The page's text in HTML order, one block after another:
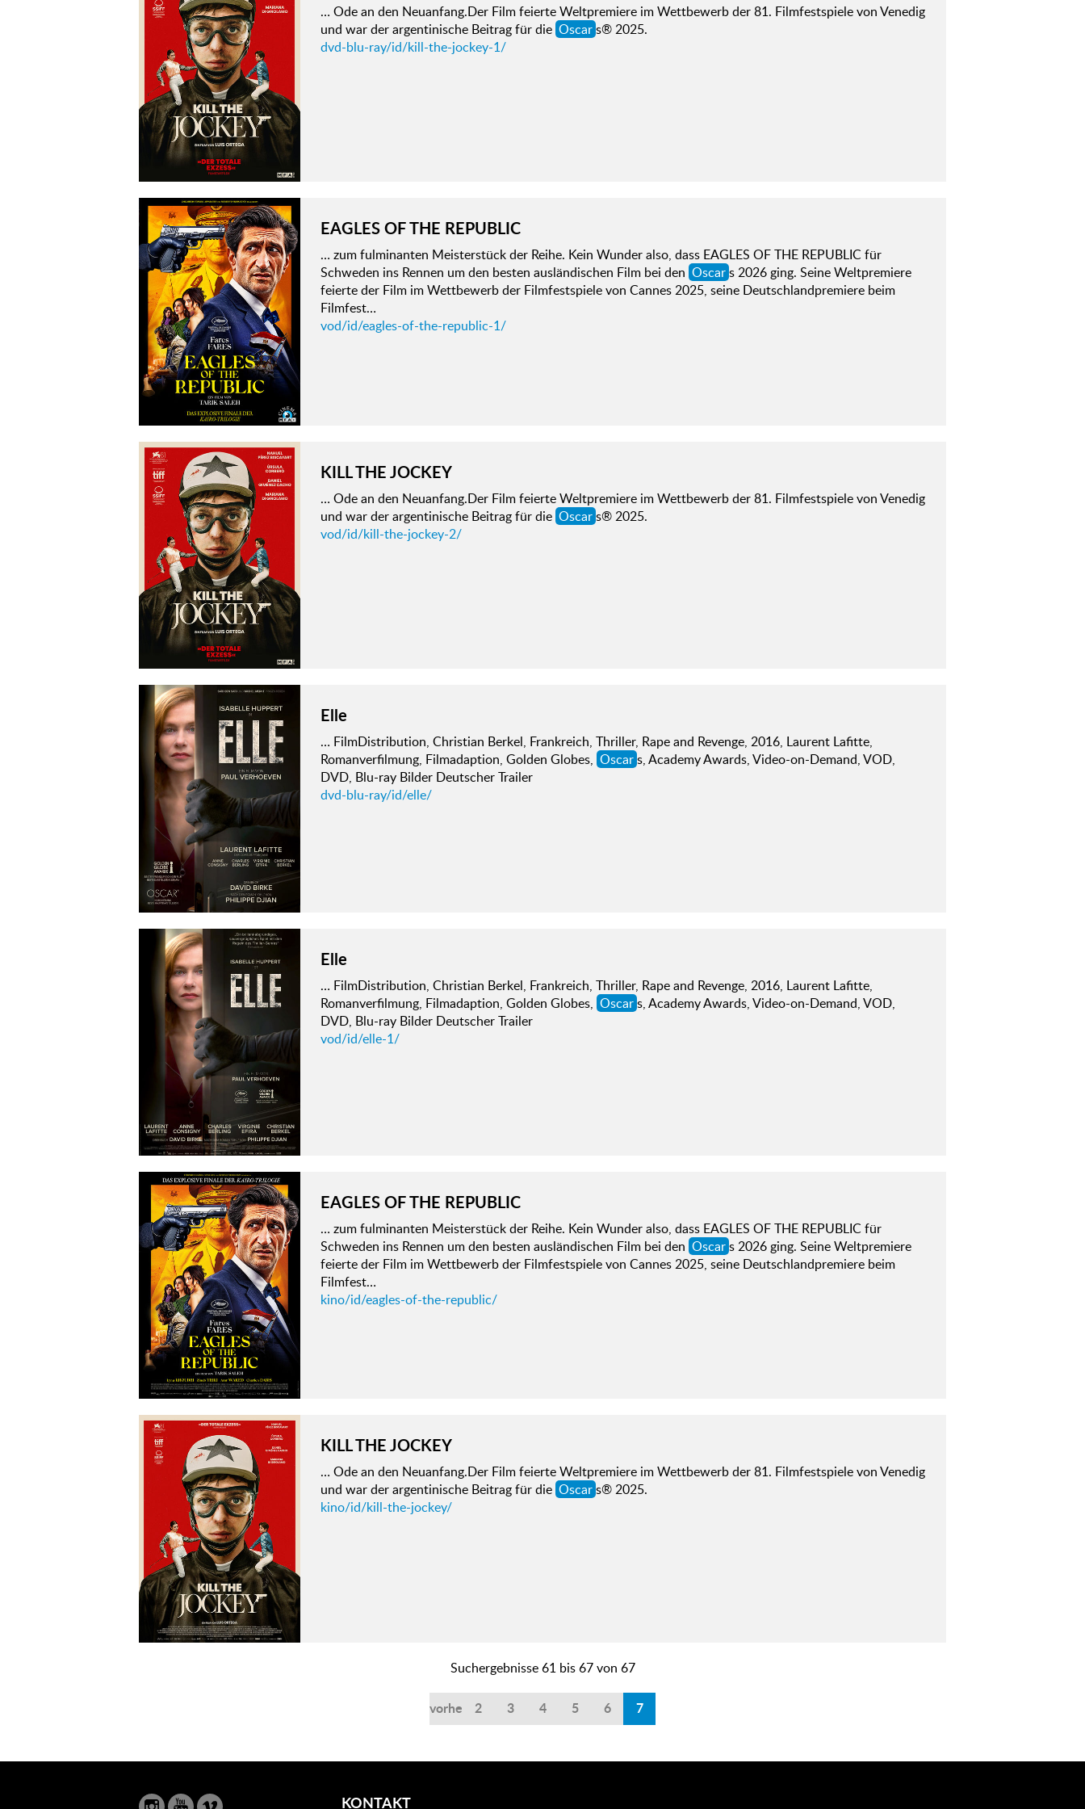
… Ode an den Neuanfang.Der Film feierte Weltpremiere im Wettbewerb der 81. Filmfestspiele von Venedig
und war der argentinische Beitrag für die Oscars® 2025.
dvd-blu-ray/id/kill-the-jockey-1/
EAGLES OF THE REPUBLIC
… zum fulminanten Meisterstück der Reihe. Kein Wunder also, dass EAGLES OF THE REPUBLIC für
Schweden ins Rennen um den besten ausländischen Film bei den Oscars 2026 ging. Seine Weltpremiere
feierte der Film im Wettbewerb der Filmfestspiele von Cannes 2025, seine Deutschlandpremiere beim
Filmfest…
vod/id/eagles-of-the-republic-1/
KILL THE JOCKEY
… Ode an den Neuanfang.Der Film feierte Weltpremiere im Wettbewerb der 81. Filmfestspiele von Venedig
und war der argentinische Beitrag für die Oscars® 2025.
vod/id/kill-the-jockey-2/
Elle
… FilmDistribution, Christian Berkel, Frankreich, Thriller, Rape and Revenge, 2016, Laurent Lafitte,
Romanverfilmung, Filmadaption, Golden Globes, Oscars, Academy Awards, Video-on-Demand, VOD,
DVD, Blu-ray Bilder Deutscher Trailer
dvd-blu-ray/id/elle/
Elle
… FilmDistribution, Christian Berkel, Frankreich, Thriller, Rape and Revenge, 2016, Laurent Lafitte,
Romanverfilmung, Filmadaption, Golden Globes, Oscars, Academy Awards, Video-on-Demand, VOD,
DVD, Blu-ray Bilder Deutscher Trailer
vod/id/elle-1/
EAGLES OF THE REPUBLIC
… zum fulminanten Meisterstück der Reihe. Kein Wunder also, dass EAGLES OF THE REPUBLIC für
Schweden ins Rennen um den besten ausländischen Film bei den Oscars 2026 ging. Seine Weltpremiere
feierte der Film im Wettbewerb der Filmfestspiele von Cannes 2025, seine Deutschlandpremiere beim
Filmfest…
kino/id/eagles-of-the-republic/
KILL THE JOCKEY
… Ode an den Neuanfang.Der Film feierte Weltpremiere im Wettbewerb der 81. Filmfestspiele von Venedig
und war der argentinische Beitrag für die Oscars® 2025.
kino/id/kill-the-jockey/
Suchergebnisse 61 bis 67 von 67
vorherige
2 3 4 5 6 7
KONTAKT